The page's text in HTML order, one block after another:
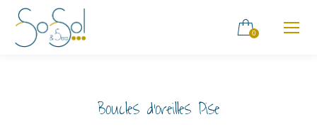
0
Boucles d’oreilles Pise